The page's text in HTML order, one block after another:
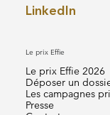
LinkedIn
Le prix Effie
Le prix Effie 2026
Déposer un
Les campagnes
Presse